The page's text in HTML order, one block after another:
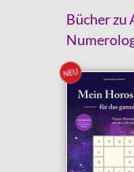
Bücher zu